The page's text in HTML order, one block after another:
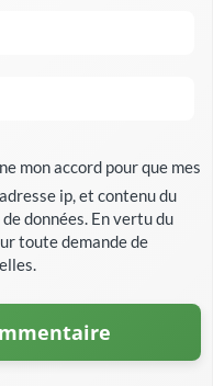
mon accord pour que mes
ip, et contenu du
données. En vertu du
toute demande de